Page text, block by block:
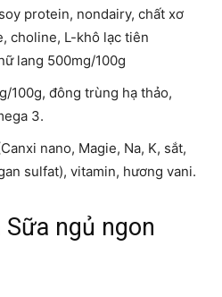
protein, nondairy, chất xơ
choline, L-khô lạc tiên
lang 500mg/100g
100g, đông trùng hạ thảo,
3.
nano, Magie, Na, K, sắt,
sulfat), vitamin, hương vani.
ngủ ngon